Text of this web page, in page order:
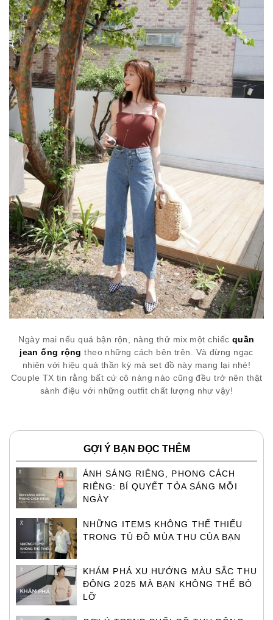
Ngày mai nếu quá bận rộn, nàng thử mix một chiếc quần
jean ống rộng theo những cách bên trên. Và đừng ngạc
nhiên với hiệu quả thần kỳ mà set đồ này mang lại nhé!
Couple TX tin rằng bất cứ cô nàng nào cũng đều trở nên thật
sành điệu với những outfit chất lượng như vậy!
GỢI Ý BẠN ĐỌC THÊM
ÁNH SÁNG RIÊNG, PHONG CÁCH
RIÊNG: BÍ QUYẾT TỎA SÁNG MỖI
NGÀY
NHỮNG ITEMS KHÔNG THỂ THIẾU
TRONG TỦ ĐỒ MÙA THU CỦA BẠN
KHÁM PHÁ XU HƯỚNG MÀU SẮC THU
ĐÔNG 2025 MÀ BẠN KHÔNG THỂ BỎ
LỠ